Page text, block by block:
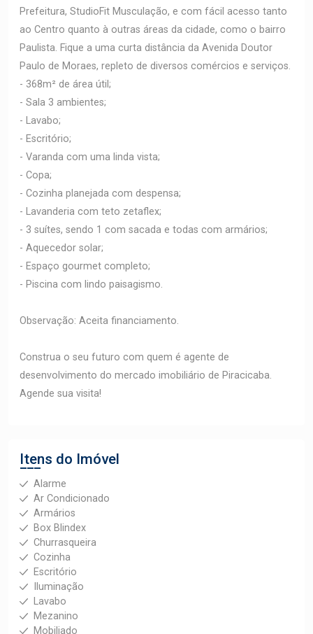
Prefeitura, StudioFit Musculação, e com fácil acesso tanto
ao Centro quanto à outras áreas da cidade, como o bairro
Paulista. Fique a uma curta distância da Avenida Doutor
Paulo de Moraes, repleto de diversos comércios e serviços.
- 368m² de área útil;
- Sala 3 ambientes;
- Lavabo;
- Escritório;
- Varanda com uma linda vista;
- Copa;
- Cozinha planejada com despensa;
- Lavanderia com teto zetaflex;
- 3 suítes, sendo 1 com sacada e todas com armários;
- Aquecedor solar;
- Espaço gourmet completo;
- Piscina com lindo paisagismo.
Observação: Aceita financiamento.
Construa o seu futuro com quem é agente de
desenvolvimento do mercado imobiliário de Piracicaba.
Agende sua visita!
Itens do Imóvel
Alarme
Ar Condicionado
Armários
Box Blindex
Churrasqueira
Cozinha
Escritório
Iluminação
Lavabo
Mezanino
Mobiliado